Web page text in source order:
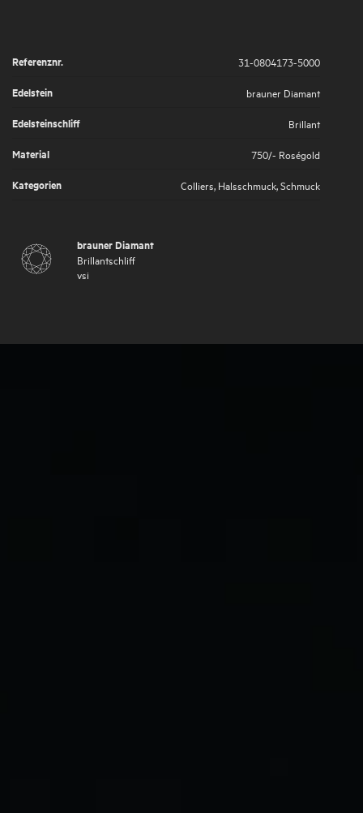
Referenznr.
31-0804173-5000
Edelstein
brauner Diamant
Edelsteinschliff
Brillant
Material
750/- Roségold
Kategorien
Colliers Halsschmuck Schmuck
brauner Diamant
Brillantschliff
vsi